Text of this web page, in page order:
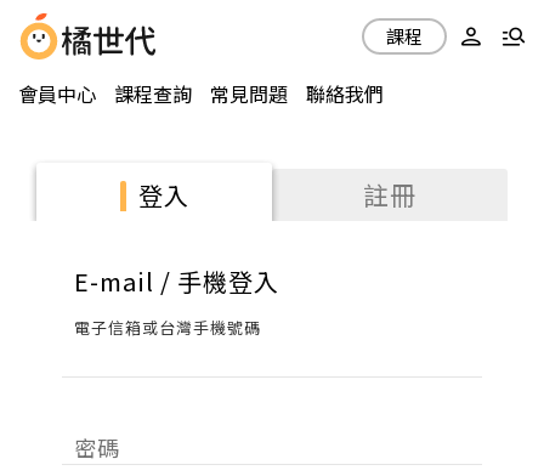
會員中心 課程查詢 常見問題 聯絡我們
課程
登入 註冊
E-mail / 手機登入
電子信箱或台灣手機號碼
密碼